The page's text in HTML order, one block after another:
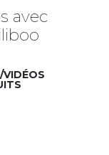
avec
VIDÉOS